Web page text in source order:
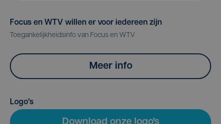
Focus en WTV willen er voor iedereen zijn
Toegankelijkheidsinfo van Focus en WTV
Meer info
Logo's